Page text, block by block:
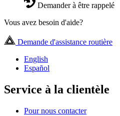
Demander à être rappelé
Vous avez besoin d'aide?
Demande d'assistance routière
English
Español
Service à la clientèle
Pour nous contacter